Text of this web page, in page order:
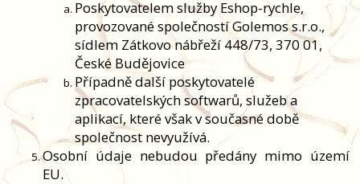
Poskytovatelem služby Eshop-rychle,
provozované společností Golemos s.r.o.,
sídlem Zátkovo nábřeží 448/73, 370 01,
České Budějovice
Případně další poskytovatelé
zpracovatelských softwarů, služeb a
aplikací, které však v současné době
společnost nevyužívá.
Osobní údaje nebudou předány mimo území
EU.